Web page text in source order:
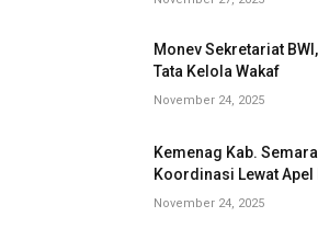
Monev Sekretariat
Tata Kelola Wakaf
November 24, 2025
Kemenag Kab.
Koordinasi Lewat Apel
November 24, 2025